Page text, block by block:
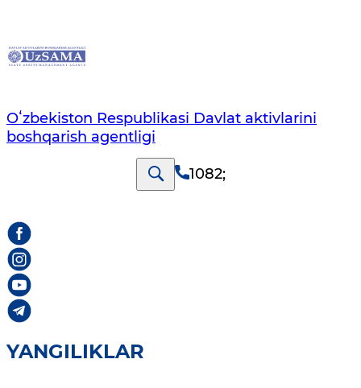
Oʻzbekiston Respublikasi Davlat aktivlarini
boshqarish agentligi
1082;
YANGILIKLAR